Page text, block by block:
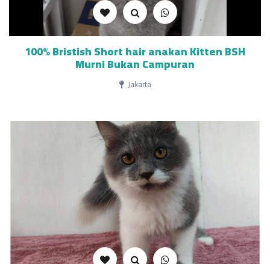
100% Bristish Short hair anakan Kitten BSH
Murni Bukan Campuran
Jakarta